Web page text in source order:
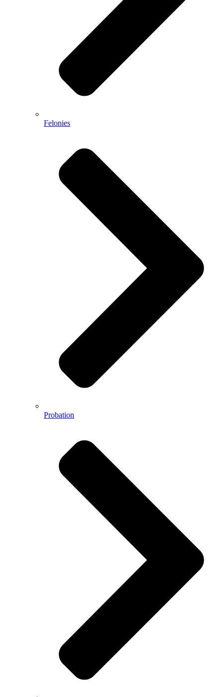
Felonies
Probation